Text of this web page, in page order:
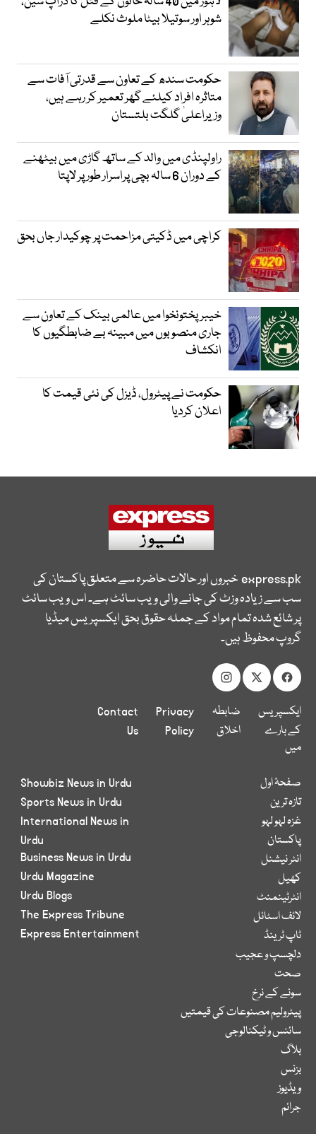
شوہر اور سوتیلا بیٹا ملوث نکلے
حکومت سندھ کے تعاون سے قدرتی آفات سے
متاثرہ افراد کیلئے گھر تعمیر کر رہے ہیں،
وزیراعلیٰ گلگت بلتستان
راولپنڈی میں والد کے ساتھ گاڑی میں بیٹھنے
کے دوران 6 سالہ بچی پراسرار طور پر لاپتا
کراچی میں ڈکیتی مزاحمت پر چوکیدار جاں بحق
خیبرپختونخوا میں عالمی بینک کے تعاون سے
جاری منصوبوں میں مبینہ بے ضابطگیوں کا
انکشاف
حکومت نے پیٹرول، ڈیزل کی نئی قیمت کا
اعلان کردیا
express.pkخبروں اور حالات حاضرہ سے متعلق پاکستان کی
سب سے زیادہ وزٹ کی جانے والی ویب سائٹ ہے۔ اس ویب سائٹ
پر شائع شدہ تمام مواد کے جملہ حقوق بحق ایکسپریس میڈیا
گروپ محفوظ ہیں۔
ایکسپریس
کے بارے
میں
ضابطہ
اخلاق
Privacy
Policy
Contact
Us
صفحۂ اول
تازہ ترین
غزہ لہو لہو
پاکستان
انٹر نیشنل
کھیل
انٹرٹینمنٹ
لائف اسٹائل
ٹاپ ٹرینڈ
دلچسپ و عجیب
صحت
سونے کے نرخ
پیٹرولیم مصنوعات کی قیمتیں
سائنس و ٹیکنالوجی
بلاگ
بزنس
ویڈیوز
جرائم
Showbiz News in Urdu
Sports News in Urdu
International News in
Urdu
Business News in Urdu
Urdu Magazine
Urdu Blogs
The Express Tribune
Express Entertainment